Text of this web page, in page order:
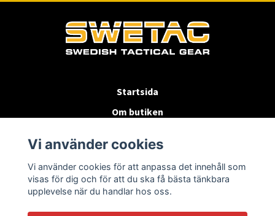
Startsida
Om butiken
Byten & Returer
Kontakta oss
Vi använder cookies
Vi använder cookies för att anpassa det innehåll som
visas för dig och för att du ska få bästa tänkbara
upplevelse när du handlar hos oss.